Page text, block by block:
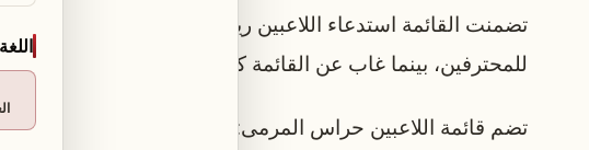
تضمنت القائمة استدعاء اللاعبين رياض محرز وحسام عوار،
للمحترفين، بينما غاب عن القائمة كل من متوسط الميدان
تضم قائمة اللاعبين حراس المرمى: لوكا زيدان، أسامة بن
اللغة